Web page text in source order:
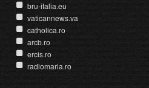
bru-italia.eu
vaticannews.va
catholica.ro
arcb.ro
ercis.ro
radiomaria.ro